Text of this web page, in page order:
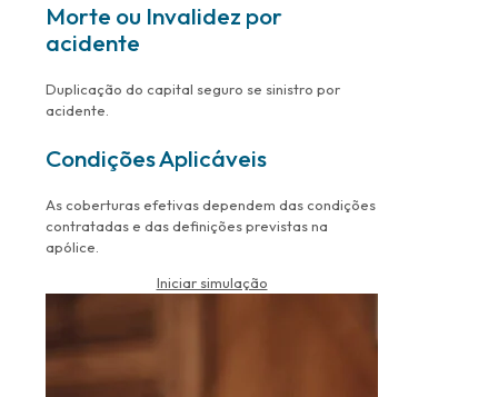
Morte ou Invalidez por
acidente
Duplicação do capital seguro se sinistro por
acidente.
Condições Aplicáveis
As coberturas efetivas dependem das condições
contratadas e das definições previstas na
apólice.
Iniciar simulação